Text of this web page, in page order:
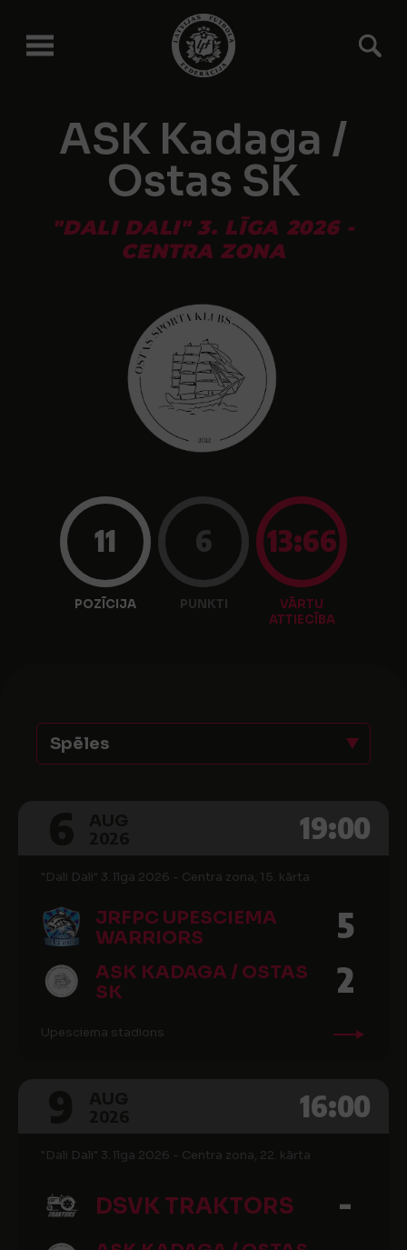
ASK Kadaga /
Ostas SK
"DALI DALI" 3. LĪGA 2026 -
CENTRA ZONA
11
POZĪCIJA
6
PUNKTI
13:66
VĀRTU
ATTIECĪBA
Spēles
19:00
"Dali Dali" 3. līga 2026 - Centra zona, 15. kārta
JRFPC UPESCIEMA
WARRIORS
5
ASK KADAGA / OSTAS
SK
2
Upesciema stadions
16:00
"Dali Dali" 3. līga 2026 - Centra zona, 22. kārta
DSVK TRAKTORS -